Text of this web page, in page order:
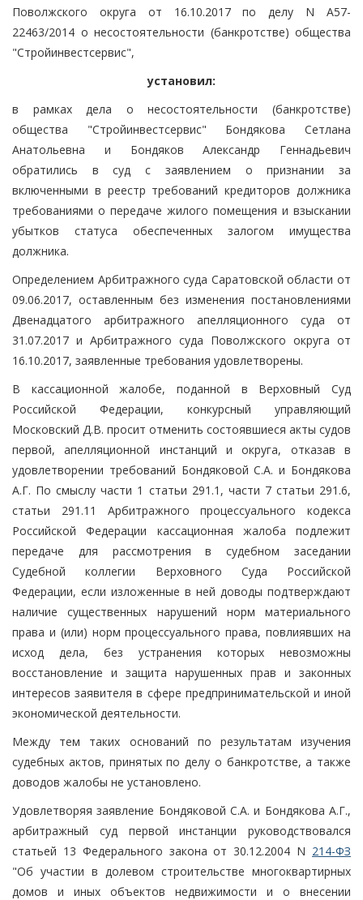
Поволжского округа от 16.10.2017 по делу N А57-
22463/2014 о несостоятельности (банкротстве) общества
"Стройинвестсервис",
установил:
в рамках дела о несостоятельности (банкротстве)
общества "Стройинвестсервис" Бондякова Сетлана
Анатольевна и Бондяков Александр Геннадьевич
обратились в суд с заявлением о признании за
включенными в реестр требований кредиторов должника
требованиями о передаче жилого помещения и взыскании
убытков статуса обеспеченных залогом имущества
должника.
Определением Арбитражного суда Саратовской области от
09.06.2017, оставленным без изменения постановлениями
Двенадцатого арбитражного апелляционного суда от
31.07.2017 и Арбитражного суда Поволжского округа от
16.10.2017, заявленные требования удовлетворены.
В кассационной жалобе, поданной в Верховный Суд
Российской Федерации, конкурсный управляющий
Московский Д.В. просит отменить состоявшиеся акты судов
первой, апелляционной инстанций и округа, отказав в
удовлетворении требований Бондяковой С.А. и Бондякова
А.Г. По смыслу части 1 статьи 291.1, части 7 статьи 291.6,
статьи 291.11 Арбитражного процессуального кодекса
Российской Федерации кассационная жалоба подлежит
передаче для рассмотрения в судебном заседании
Судебной коллегии Верховного Суда Российской
Федерации, если изложенные в ней доводы подтверждают
наличие существенных нарушений норм материального
права и (или) норм процессуального права, повлиявших на
исход дела, без устранения которых невозможны
восстановление и защита нарушенных прав и законных
интересов заявителя в сфере предпринимательской и иной
экономической деятельности.
Между тем таких оснований по результатам изучения
судебных актов, принятых по делу о банкротстве, а также
доводов жалобы не установлено.
Удовлетворяя заявление Бондяковой С.А. и Бондякова А.Г.,
арбитражный суд первой инстанции руководствовался
статьей 13 Федерального закона от 30.12.2004 N 214-ФЗ
"Об участии в долевом строительстве многоквартирных
домов и иных объектов недвижимости и о внесении